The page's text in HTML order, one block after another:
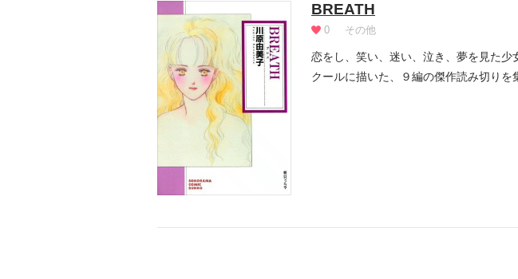
BREATH
0 その他
恋をし、笑い、迷い、泣き、夢を見た
クールに描いた、９編の傑作読み切りを